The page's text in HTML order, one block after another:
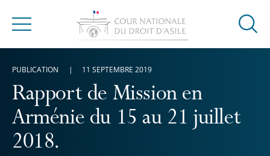
Menu
Ouvrir
Rapport de Mission en
Arménie du 15 au 21 juillet
2018.
PUBLICATION 11 SEPTEMBRE 2019